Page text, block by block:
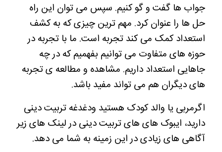
جواب ها گفت و گو کنیم. سپس می توان این راه
حل ها را عنوان کرد. مهم ترین چیزی که به کشف
استعداد کمک می کند تجربه است. ما با تجربه در
حوزه های متفاوت می توانیم بفهمیم که در چه
جاهایی استعداد داریم. مشاهده و مطالعه ی تجربه
های دیگران هم می تواند مفید باشد.
اگرمربی یا والد کودک هستید ودغدغه تربیت دینی
دارید، ایبوک های های تربیت دینی در لینک های زیر
آگاهی های زیادی در این زمینه به شما می دهد.